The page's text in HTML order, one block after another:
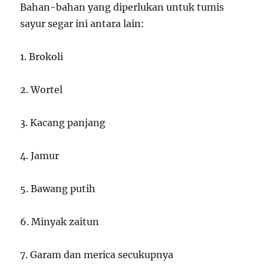
Bahan-bahan yang diperlukan untuk tumis
sayur segar ini antara lain:
1. Brokoli
2. Wortel
3. Kacang panjang
4. Jamur
5. Bawang putih
6. Minyak zaitun
7. Garam dan merica secukupnya